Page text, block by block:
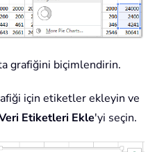
grafiğini biçimlendirin.
için etiketler ekleyin ve
Etiketleri Ekle'yi seçin.